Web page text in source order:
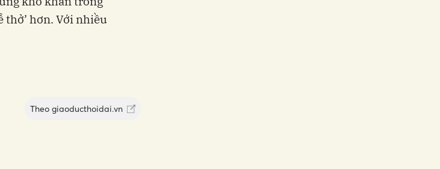
thở’ hơn. Với nhiều
Theo giaoducthoidai.vn